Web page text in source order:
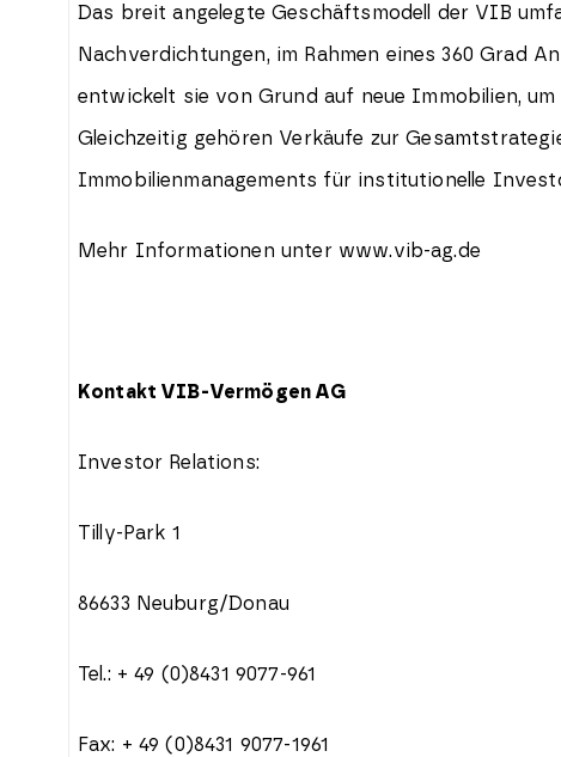
Das breit angelegte Geschäftsmodell der VIB
Nachverdichtungen, im Rahmen eines 360 Grad
entwickelt sie von Grund auf neue Immobilien,
Gleichzeitig gehören Verkäufe zur
Immobilienmanagements für institutionelle
Mehr Informationen unter www.vib-ag.de
Kontakt VIB-Vermögen AG
Investor Relations:
Tilly-Park 1
86633 Neuburg/Donau
Tel.: + 49 (0)8431 9077-961
Fax: + 49 (0)8431 9077-1961